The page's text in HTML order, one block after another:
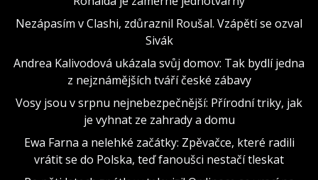
Nezápasím v Clashi, zdůraznil Roušal. Vzápětí se ozval
Sivák
Andrea Kalivodová ukázala svůj domov: Tak bydlí jedna
z nejznámějších tváří české zábavy
Vosy jsou v srpnu nejnebezpečnější: Přírodní triky, jak
je vyhnat ze zahrady a domu
Ewa Farna a nelehké začátky: Zpěvačce, které radili
vrátit se do Polska, teď fanoušci nestačí tleskat